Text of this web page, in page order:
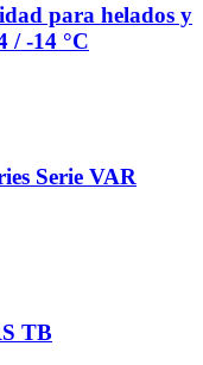
para helados y
/ -14 °C
Serie VAR
TB